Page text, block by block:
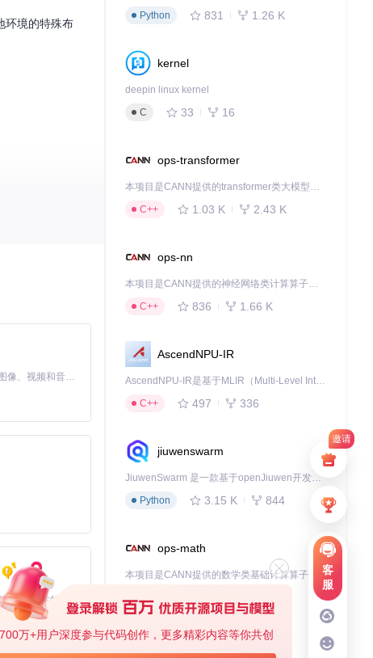
邀请
客
服
700万+用户深度参与代码创作，更多精彩内容等你共创
环境的特殊布
MiniMax H3 是一个通用的全模态生成系统。它支持对由文本、图像、视频和音频组成的多模态上下文进行统一理解，并能生成分辨率高达 2K、时长可达 15 秒的带原生立体声音频的视频。得益于面向任务泛化的系统设计，H3 在预训练阶段就已具备广泛的多模态上下文理解与生成能力，能够出色地执行复杂的多模态指令。
基于Python的Xiaozhi AI，适用于想要完整Xiaozhi体验而无需拥有专用硬件的用户。
Python
831 1.26 K
kernel
deepin linux kernel
C
33 16
ops-transformer
本项目是CANN提供的transformer类大模型算子库，实现网络在NPU上加速计算。
C++
1.03 K 2.43 K
ops-nn
本项目是CANN提供的神经网络类计算算子库，实现网络在NPU上加速计算。
C++
836 1.66 K
AscendNPU-IR
AscendNPU-IR是基于MLIR（Multi-Level Intermediate Representation）构建的，面向昇腾亲和算子编译时使用的中间表示，提供昇腾完备表达能力，通过编译优化提升昇腾AI处理器计算效率，支持通过生态框架使能昇腾AI处理器与深度调优
C++
497 336
jiuwenswarm
JiuwenSwarm 是一款基于openJiuwen开发的智能AI Agent，它能够将大语言模型的强大能力，通过你日常使用的各类通讯应用，直接延伸至你的指尖。
Python
3.15 K 844
ops-math
C++
deveco-code